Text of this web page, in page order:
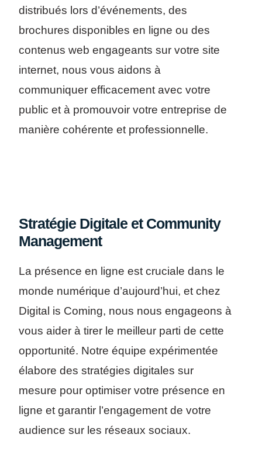
distribués lors d’événements, des
brochures disponibles en ligne ou des
contenus web engageants sur votre site
internet, nous vous aidons à
communiquer efficacement avec votre
public et à promouvoir votre entreprise de
manière cohérente et professionnelle.
Stratégie Digitale et Community
Management
La présence en ligne est cruciale dans le
monde numérique d’aujourd’hui, et chez
Digital is Coming, nous nous engageons à
vous aider à tirer le meilleur parti de cette
opportunité. Notre équipe expérimentée
élabore des stratégies digitales sur
mesure pour optimiser votre présence en
ligne et garantir l’engagement de votre
audience sur les réseaux sociaux.